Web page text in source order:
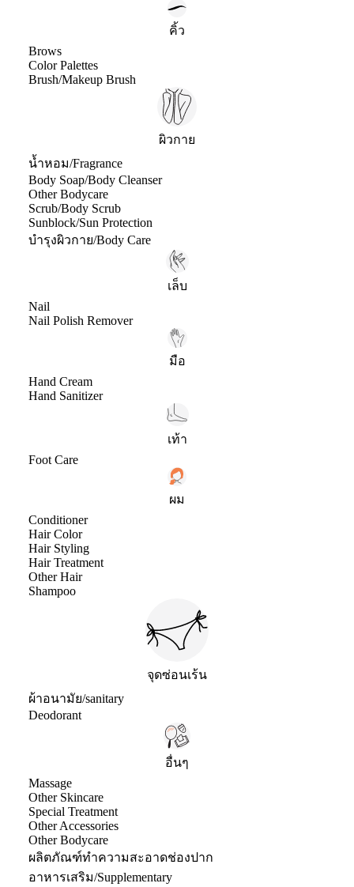
คิ้ว
Brows
Color Palettes
Brush/Makeup Brush
ผิวกาย
น้ำหอม/Fragrance
Body Soap/Body Cleanser
Other Bodycare
Scrub/Body Scrub
Sunblock/Sun Protection
บำรุงผิวกาย/Body Care
เล็บ
Nail
Nail Polish Remover
มือ
Hand Cream
Hand Sanitizer
เท้า
Foot Care
ผม
Conditioner
Hair Color
Hair Styling
Hair Treatment
Other Hair
Shampoo
จุดซ่อนเร้น
ผ้าอนามัย/sanitary
Deodorant
อื่นๆ
Massage
Other Skincare
Special Treatment
Other Accessories
Other Bodycare
ผลิตภัณฑ์ทำความสะอาดช่องปาก
อาหารเสริม/Supplementary